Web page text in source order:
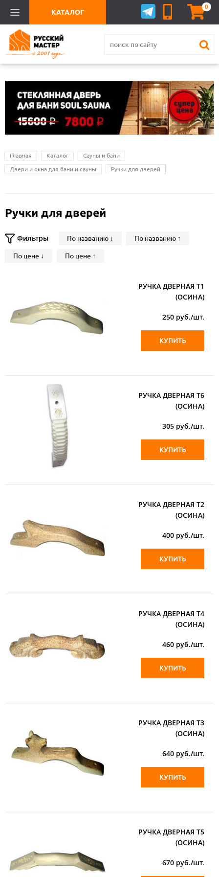
0
КАТАЛОГ
Главная Каталог Сауны и бани
Двери и окна для бани и сауны Ручки для дверей
Ручки для дверей
Фильтры По названию ↓ По названию ↑
По цене ↓ По цене ↑
РУЧКА ДВЕРНАЯ Т1
(ОСИНА)
250 руб./шт.
КУПИТЬ
РУЧКА ДВЕРНАЯ Т6
(ОСИНА)
305 руб./шт.
КУПИТЬ
РУЧКА ДВЕРНАЯ Т2
(ОСИНА)
400 руб./шт.
КУПИТЬ
РУЧКА ДВЕРНАЯ Т4
(ОСИНА)
460 руб./шт.
КУПИТЬ
РУЧКА ДВЕРНАЯ Т3
(ОСИНА)
640 руб./шт.
КУПИТЬ
РУЧКА ДВЕРНАЯ Т5
(ОСИНА)
670 руб./шт.